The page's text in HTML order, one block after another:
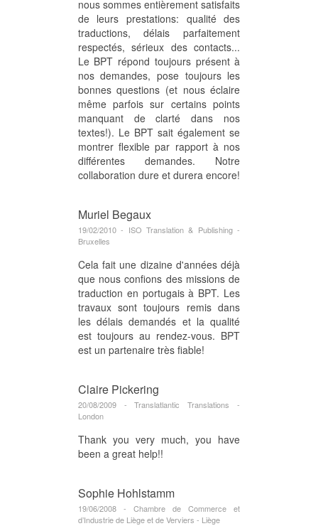
nous sommes entièrement satisfaits
de leurs prestations: qualité des
traductions, délais parfaitement
respectés, sérieux des contacts...
Le BPT répond toujours présent à
nos demandes, pose toujours les
bonnes questions (et nous éclaire
même parfois sur certains points
manquant de clarté dans nos
textes!). Le BPT sait également se
montrer flexible par rapport à nos
différentes demandes. Notre
collaboration dure et durera encore!
Muriel Begaux
19/02/2010 - ISO Translation & Publishing -
Bruxelles
Cela fait une dizaine d'années déjà
que nous confions des missions de
traduction en portugais à BPT. Les
travaux sont toujours remis dans
les délais demandés et la qualité
est toujours au rendez-vous. BPT
est un partenaire très fiable!
Claire Pickering
20/08/2009 - Translatlantic Translations -
London
Thank you very much, you have
been a great help!!
Sophie Hohlstamm
19/06/2008 - Chambre de Commerce et
d’Industrie de Liège et de Verviers - Liège